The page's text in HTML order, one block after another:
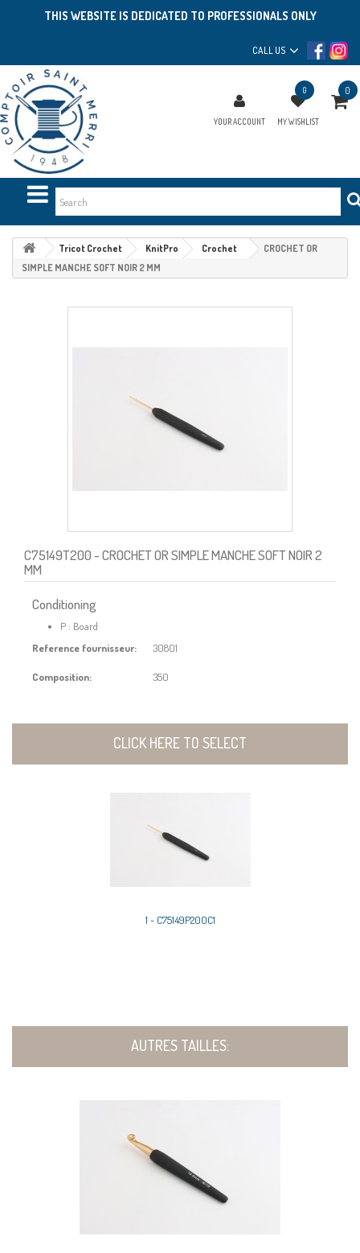
THIS WEBSITE IS DEDICATED TO PROFESSIONALS ONLY
CALL US
YOUR ACCOUNT
0
MY WISHLIST
0
Tricot Crochet KnitPro Crochet
CROCHET OR
SIMPLE MANCHE SOFT NOIR 2 MM
C75149T200- CROCHET OR SIMPLE MANCHE SOFT NOIR 2
MM
Conditioning
P : Board
Reference fournisseur:
30801
Composition: 350
CLICK HERE TO SELECT
1 - C75149P200C1
AUTRES TAILLES: